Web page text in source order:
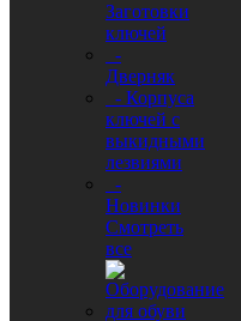
Заготовки
ключей
-
Дверняк
- Корпуса
ключей с
выкидными
лезвиями
-
Новинки
Смотреть
все